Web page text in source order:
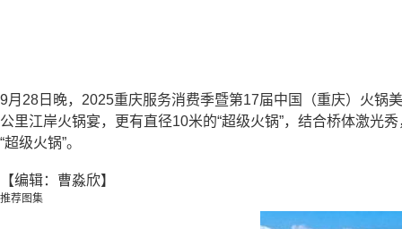
9月28日晚，2025重庆服务消费季暨第17届中国（重庆）火锅
公里江岸火锅宴，更有直径10米的“超级火锅”，结合桥体激光
“超级火锅”。
【编辑：曹淼欣】
推荐图集